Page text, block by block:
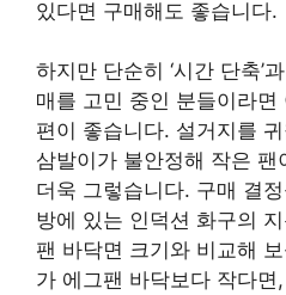
있다면 구매해도 좋습니다.
하지만 단순히 ‘시간 단축’
매를 고민 중인 분들이라
편이 좋습니다. 설거지를
삼발이가 불안정해 작은 팬
더욱 그렇습니다. 구매 결
방에 있는 인덕션 화구의
팬 바닥면 크기와 비교해
가 에그팬 바닥보다 작다